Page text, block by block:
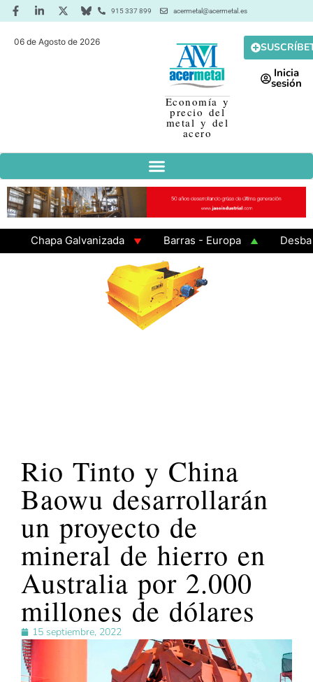
915 337 899 acermetal@acermetal.es
06 de Agosto de 2026
Economía y
precio del
metal y del
acero
Inicia
sesión
Chapa Galvanizada Barras - Europa
Desbaste
GAMA 3 - Cuadrados 200x200x8
Rio Tinto y China
Baowu desarrollarán
un proyecto de
mineral de hierro en
Australia por 2.000
millones de dólares
15 septiembre, 2022